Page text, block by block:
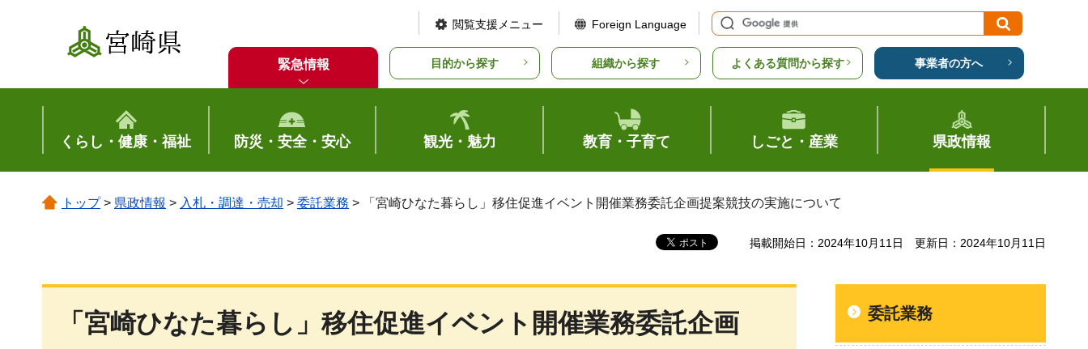
宮崎県
閲覧支援メニュー Foreign Language
緊急情報 目的から探す 組織から探す よくある質問から探す 事業者の方へ
くらし・健康・福祉 防災・安全・安心 観光・魅力 教育・子育て しごと・産業 県政情報
トップ> 県政情報 > 入札・調達・売却 > 委託業務 > 「宮崎ひなた暮らし」移住促進イベント開催業務委託企画提案競技の実施について
掲載開始日：2024年10月11日 更新日：2024年10月11日
「宮崎ひなた暮らし」移住促進イベント開催業務委託企画
委託業務